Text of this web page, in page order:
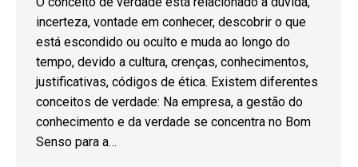
incerteza, vontade em conhecer, descobrir o que
está escondido ou oculto e muda ao longo do
tempo, devido a cultura, crenças, conhecimentos,
justificativas, códigos de ética. Existem diferentes
conceitos de verdade: Na empresa, a gestão do
conhecimento e da verdade se concentra no Bom
Senso para a…